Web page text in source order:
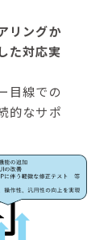
リングか
た対応実
目線での
的なサポ